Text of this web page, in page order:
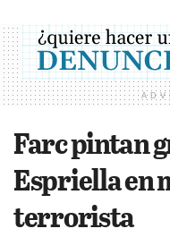
Farc pintan
Espriella en
terrorista